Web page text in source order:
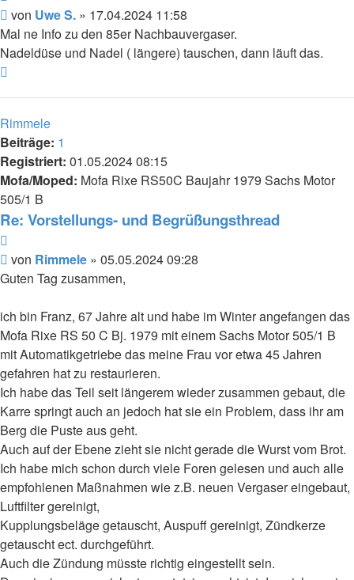
Beitrag
von Uwe S. » 17.04.2024 11:58
Mal ne Info zu den 85er Nachbauvergaser.
Nadeldüse und Nadel ( längere) tauschen, dann läuft das.
Rimmele
Beiträge: 1
Registriert: 01.05.2024 08:15
Mofa/Moped: Mofa Rixe RS50C Baujahr 1979 Sachs Motor
505/1 B
Re: Vorstellungs- und Begrüßungsthread
Beitrag
von Rimmele » 05.05.2024 09:28
Guten Tag zusammen,
ich bin Franz, 67 Jahre alt und habe im Winter angefangen das
Mofa Rixe RS 50 C Bj. 1979 mit einem Sachs Motor 505/1 B
mit Automatikgetriebe das meine Frau vor etwa 45 Jahren
gefahren hat zu restaurieren.
Ich habe das Teil seit längerem wieder zusammen gebaut, die
Karre springt auch an jedoch hat sie ein Problem, dass ihr am
Berg die Puste aus geht.
Auch auf der Ebene zieht sie nicht gerade die Wurst vom Brot.
Ich habe mich schon durch viele Foren gelesen und auch alle
empfohlenen Maßnahmen wie z.B. neuen Vergaser eingebaut,
Luftfilter gereinigt,
Kupplungsbeläge getauscht, Auspuff gereinigt, Zündkerze
getauscht ect. durchgeführt.
Auch die Zündung müsste richtig eingestellt sein.